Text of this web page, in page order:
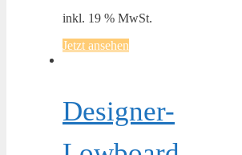
inkl. 19 % MwSt.
Jetzt ansehen
Designer-